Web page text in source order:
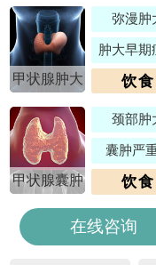
甲状腺肿大
弥漫肿
肿大早期
饮食
甲状腺囊肿
颈部肿
囊肿严
饮食
在线咨询